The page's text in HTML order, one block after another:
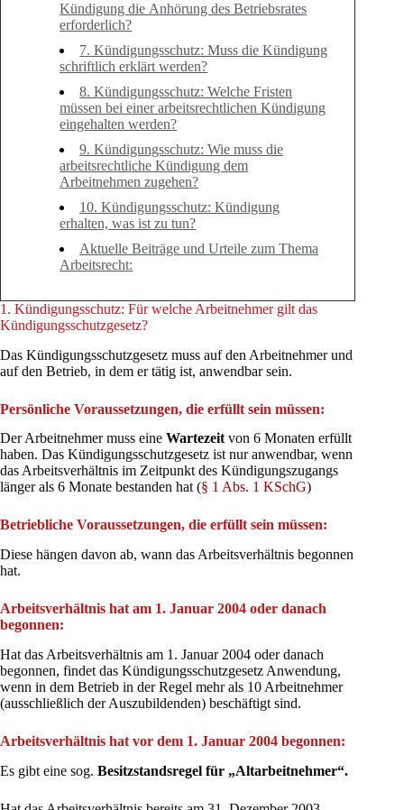
Kündigung die Anhörung des Betriebsrates
erforderlich?
7. Kündigungsschutz: Muss die Kündigung
schriftlich erklärt werden?
8. Kündigungsschutz: Welche Fristen
müssen bei einer arbeitsrechtlichen Kündigung
eingehalten werden?
9. Kündigungsschutz: Wie muss die
arbeitsrechtliche Kündigung dem
Arbeitnehmen zugehen?
10. Kündigungsschutz: Kündigung
erhalten, was ist zu tun?
Aktuelle Beiträge und Urteile zum Thema
Arbeitsrecht:
1. Kündigungsschutz: Für welche Arbeitnehmer gilt das
Kündigungsschutzgesetz?
Das Kündigungsschutzgesetz muss auf den Arbeitnehmer und
auf den Betrieb, in dem er tätig ist, anwendbar sein.
Persönliche Voraussetzungen, die erfüllt sein müssen:
Der Arbeitnehmer muss eine Wartezeit von 6 Monaten erfüllt
haben. Das Kündigungsschutzgesetz ist nur anwendbar, wenn
das Arbeitsverhältnis im Zeitpunkt des Kündigungszugangs
länger als 6 Monate bestanden hat (§ 1 Abs. 1 KSchG)
Betriebliche Voraussetzungen, die erfüllt sein müssen:
Diese hängen davon ab, wann das Arbeitsverhältnis begonnen
hat.
Arbeitsverhältnis hat am 1. Januar 2004 oder danach
begonnen:
Hat das Arbeitsverhältnis am 1. Januar 2004 oder danach
begonnen, findet das Kündigungsschutzgesetz Anwendung,
wenn in dem Betrieb in der Regel mehr als 10 Arbeitnehmer
(ausschließlich der Auszubildenden) beschäftigt sind.
Arbeitsverhältnis hat vor dem 1. Januar 2004 begonnen:
Es gibt eine sog. Besitzstandsregel für „Altarbeitnehmer“.